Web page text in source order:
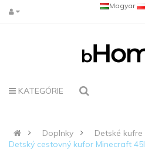
Magyar
KATEGÓRIE
Doplnky
Detské kufre
Detský cestovný kufor Minecraft 45l